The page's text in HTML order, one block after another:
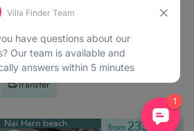
8 pers. max.
3 bathrooms
Villa cálida y acogedora cerca de la playa
de Nai Harn, con piscina privada, salón
de planta abierta y un ambiente
vacacional relajado.
Transfer
Nai Harn beach from 233 USD